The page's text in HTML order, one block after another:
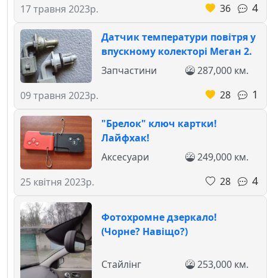
17 травня 2023р.
36
4
Датчик температури повітря у
впускному колекторі Меган 2.
09 травня 2023р.
Запчастини
287,000 км.
28
1
"Брелок" ключ картки!
Лайфхак!
25 квітня 2023р.
Аксесуари
249,000 км.
28
4
Фотохромне дзеркало!
(Чорне? Навіщо?)
Стайлінг 253,000 км.